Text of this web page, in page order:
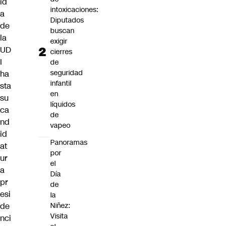
a
de
la
UD
I
ha
sta
su
ca
nd
id
at
ur
a
pr
esi
de
nci
intoxicaciones:
Diputados
buscan
exigir
cierres
de
seguridad
infantil
en
líquidos
de
vapeo
Panoramas
por
el
Día
de
la
Niñez:
Visita